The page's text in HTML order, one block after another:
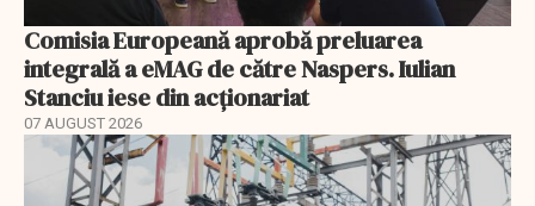
Comisia Europeană aprobă preluarea
integrală a eMAG de către Naspers. Iulian
Stanciu iese din acționariat
07 AUGUST 2026